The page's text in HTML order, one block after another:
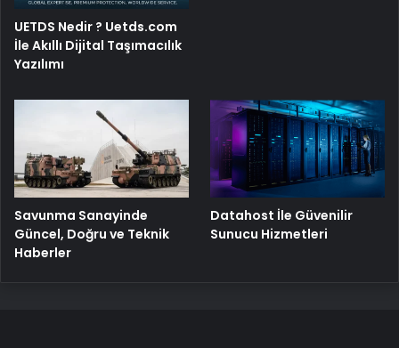
UETDS Nedir ? Uetds.com
İle Akıllı Dijital Taşımacılık
Yazılımı
Savunma Sanayinde
Güncel, Doğru ve Teknik
Haberler
Datahost İle Güvenilir
Sunucu Hizmetleri